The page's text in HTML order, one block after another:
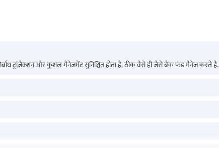
ट्रांज़ैक्शन और कुशल मैनेजमेंट सुनिश्चित होता है, ठीक वैसे ही जैसे बैंक फंड मैनेज करते हैं.